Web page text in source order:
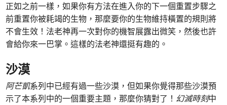
正如之前一樣，如果你有方法在進入你的下一個重置步驟之
前重置你被耗竭的生物，那麼要你的生物維持橫置的規則將
不會生效！法老神再一次對你的機智展露出微笑，然後也許
會給你來一巴掌。這樣的法老神還挺有趣的。
沙漠
阿芒凱系列中已經有過一些沙漠，但如果你覺得那些沙漠預
示了本系列中的一個重要主題，那麼你猜對了！ 幻滅時刻中